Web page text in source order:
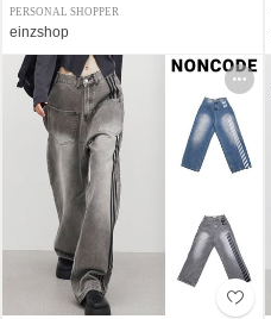
PERSONAL SHOPPER
einzshop